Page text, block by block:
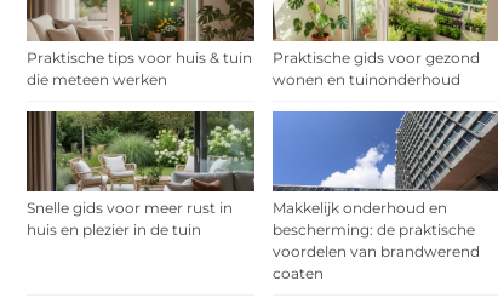
Praktische tips voor huis & tuin
die meteen werken
Praktische gids voor gezond
wonen en tuinonderhoud
Snelle gids voor meer rust in
huis en plezier in de tuin
Makkelijk onderhoud en
bescherming: de praktische
voordelen van brandwerend
coaten